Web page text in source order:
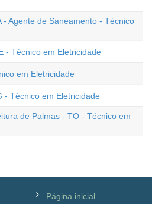
- Agente de Saneamento - Técnico
- Técnico em Eletricidade
em Eletricidade
- Técnico em Eletricidade
de Palmas - TO - Técnico em
Página inicial